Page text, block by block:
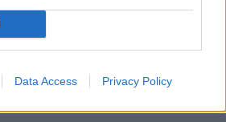
Data Access Privacy Policy